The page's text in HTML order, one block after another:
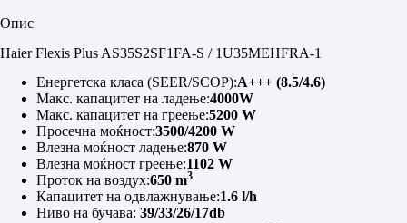
Опис
Haier Flexis Plus AS35S2SF1FA-S / 1U35MEHFRA-1
Енергетска класа (SEER/SCOP):A+++ (8.5/4.6)
Макс. капацитет на ладење:4000W
Макс. капацитет на греење:5200 W
Просечна моќност:3500/4200 W
Влезна моќност ладење:870 W
Влезна моќност греење:1102 W
Проток на воздух:650 m3
Капацитет на одвлажнување:1.6 l/h
Ниво на бучава: 39/33/26/17db